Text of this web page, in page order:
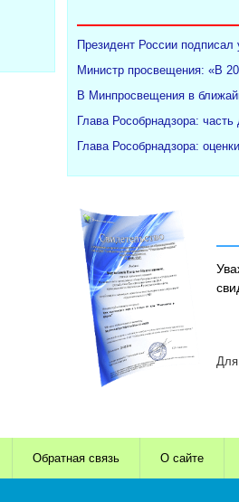
Президент России подписал
Министр просвещения: «В
В Минпросвещения в
Глава Рособрнадзора:
Глава Рособрнадзора:
Для
Обратная связь О сайте